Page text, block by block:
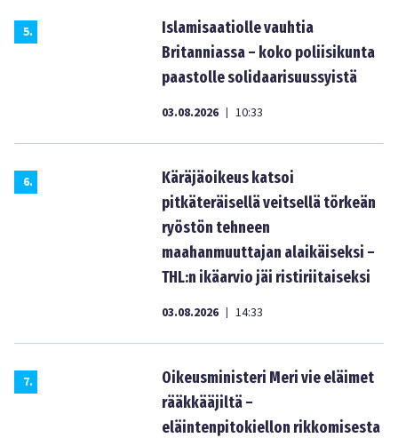
5.
Islamisaatiolle vauhtia
Britanniassa – koko poliisikunta
paastolle solidaarisuussyistä
03.08.2026 | 10:33
6.
Käräjäoikeus katsoi
pitkäteräisellä veitsellä törkeän
ryöstön tehneen
maahanmuuttajan alaikäiseksi –
THL:n ikäarvio jäi ristiriitaiseksi
03.08.2026 | 14:33
7.
Oikeusministeri Meri vie eläimet
rääkkääjiltä –
eläintenpitokiellon rikkomisesta